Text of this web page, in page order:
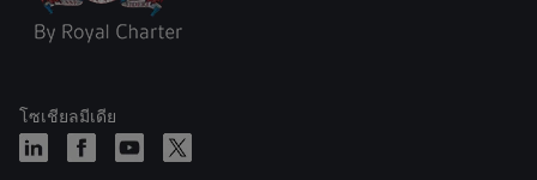
โซเชียลมีเดีย